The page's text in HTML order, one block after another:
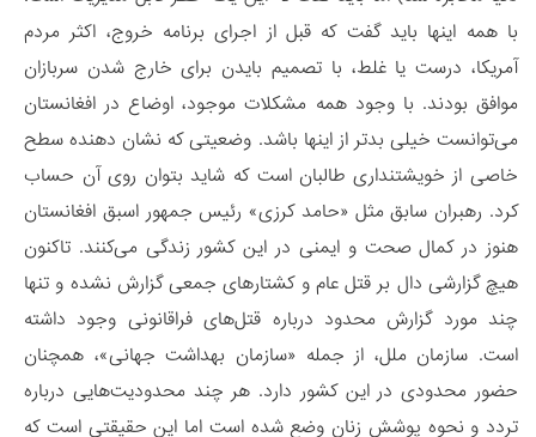
با همه اینها باید گفت که قبل از اجرای برنامه خروج، اکثر مردم
آمریکا، درست یا غلط، با تصمیم بایدن برای خارج شدن سربازان
موافق بودند. با وجود همه مشکلات موجود، اوضاع در افغانستان
می‌توانست خیلی بدتر از اینها باشد. وضعیتی که نشان دهنده سطح
خاصی از خویشتنداری طالبان است که شاید بتوان روی آن حساب
کرد. رهبران سابق مثل «حامد کرزی» رئیس جمهور اسبق افغانستان
هنوز در کمال صحت و ایمنی در این کشور زندگی می‌کنند. تاکنون
هیچ گزارشی دال بر قتل عام و کشتارهای جمعی گزارش نشده و تنها
چند مورد گزارش محدود درباره قتل‌های فراقانونی وجود داشته
است. سازمان ملل، از جمله «سازمان بهداشت جهانی»، همچنان
حضور محدودی در این کشور دارد. هر چند محدودیت‌هایی درباره
تردد و نحوه پوشش زنان وضع شده است اما این حقیقتی است که